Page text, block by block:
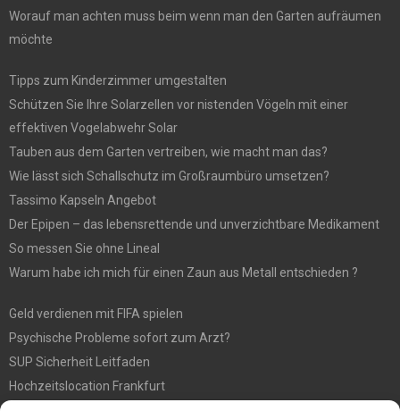
Worauf man achten muss beim wenn man den Garten aufräumen
möchte
Tipps zum Kinderzimmer umgestalten
Schützen Sie Ihre Solarzellen vor nistenden Vögeln mit einer
effektiven Vogelabwehr Solar
Tauben aus dem Garten vertreiben, wie macht man das?
Wie lässt sich Schallschutz im Großraumbüro umsetzen?
Tassimo Kapseln Angebot
Der Epipen – das lebensrettende und unverzichtbare Medikament
So messen Sie ohne Lineal
Warum habe ich mich für einen Zaun aus Metall entschieden ?
Geld verdienen mit FIFA spielen
Psychische Probleme sofort zum Arzt?
SUP Sicherheit Leitfaden
Hochzeitslocation Frankfurt